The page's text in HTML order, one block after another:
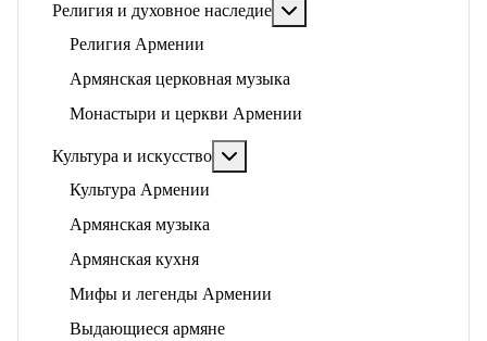
Религия и духовное наследие
Религия Армении
Армянская церковная музыка
Монастыри и церкви Армении
Культура и искусство
Культура Армении
Армянская музыка
Армянская кухня
Мифы и легенды Армении
Выдающиеся армяне